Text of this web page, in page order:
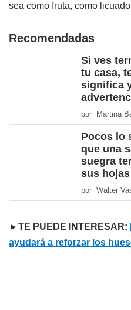
sea como fruta, como
Recomendadas
Si ves
tu casa,
significa
por Martina
Pocos lo
que una
suegra
sus hojas
por Walter
►TE PUEDE INTERESAR:
ayudará a reforzar los